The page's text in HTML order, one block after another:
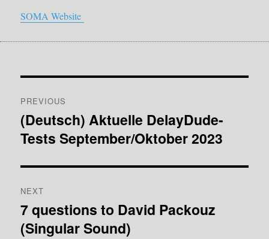
SOMA Website
navigation
PREVIOUS
Previous
post:
(Deutsch) Aktuelle DelayDude-
Tests September/Oktober 2023
NEXT
Next
post:
7 questions to David Packouz
(Singular Sound)